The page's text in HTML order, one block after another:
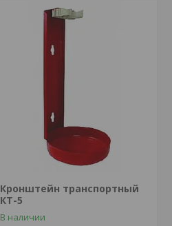
Кронштейн транспортный
КТ-5
В наличии